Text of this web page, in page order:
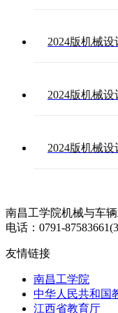
2024版机械
2024版机械
2024版机械
南昌工学院机械与车辆
电话：0791-
友情链接
南昌工学院
中华人民共和国
江西省教育厅